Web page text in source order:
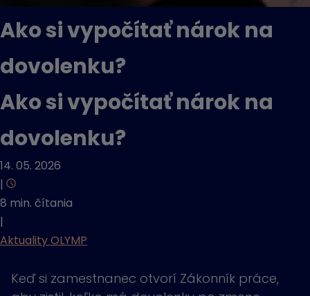
Ako si vypočítať nárok na
dovolenku?
Ako si vypočítať nárok na
dovolenku?
14. 05. 2026
|
8 min. čítania
|
Aktuality OLYMP
Keď si zamestnanec otvorí Zákonník práce,